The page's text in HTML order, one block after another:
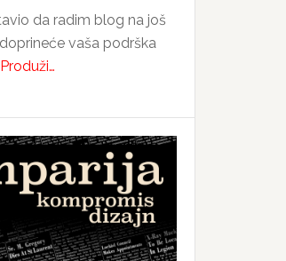
da radim blog na još
vaša podrška
Produži…